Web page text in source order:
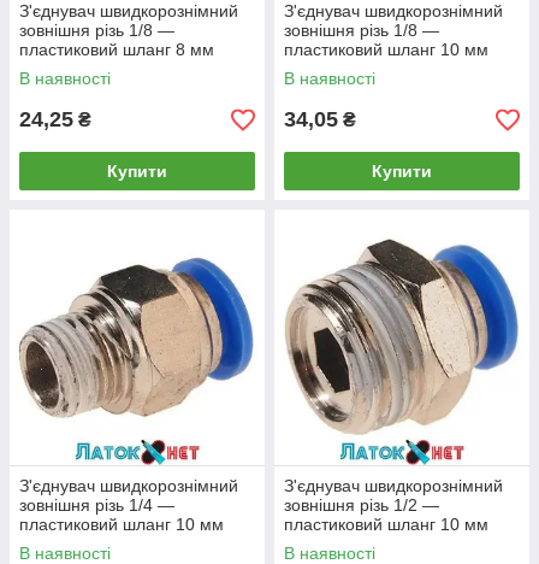
З'єднувач швидкорознімний
зовнішня різь 1/8 —
пластиковий шланг 8 мм
SPC08-01 Airkraft
В наявності
24,25 ₴
Купити
З'єднувач швидкорознімний
зовнішня різь 1/8 —
пластиковий шланг 10 мм
SPC10-01 Airkraft
В наявності
34,05 ₴
Купити
З'єднувач швидкорознімний
зовнішня різь 1/4 —
пластиковий шланг 10 мм
SPC10-02 Airkraft
В наявності
З'єднувач швидкорознімний
зовнішня різь 1/2 —
пластиковий шланг 10 мм
SPC10-04 Airkraft
В наявності